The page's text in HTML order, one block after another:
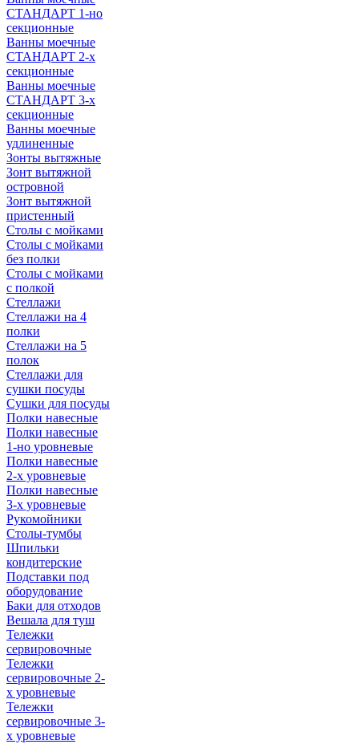
СТАНДАРТ 1-но
секционные
Ванны моечные
СТАНДАРТ 2-х
секционные
Ванны моечные
СТАНДАРТ 3-х
секционные
Ванны моечные
удлиненные
Зонты вытяжные
Зонт вытяжной
островной
Зонт вытяжной
пристенный
Столы с мойками
Столы с мойками
без полки
Столы с мойками
с полкой
Стеллажи
Стеллажи на 4
полки
Стеллажи на 5
полок
Стеллажи для
сушки посуды
Сушки для посуды
Полки навесные
Полки навесные
1-но уровневые
Полки навесные
2-х уровневые
Полки навесные
3-х уровневые
Рукомойники
Столы-тумбы
Шпильки
кондитерские
Подставки под
оборудование
Баки для отходов
Вешала для туш
Тележки
сервировочные
Тележки
сервировочные 2-
х уровневые
Тележки
сервировочные 3-
х уровневые